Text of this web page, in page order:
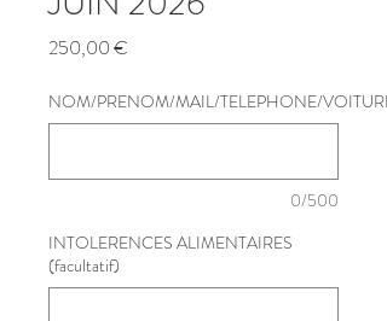
250,00 €
NOM/PRENOM/MAIL/TELEPHONE/VOITURE
0/500
INTOLERENCES ALIMENTAIRES
(facultatif)